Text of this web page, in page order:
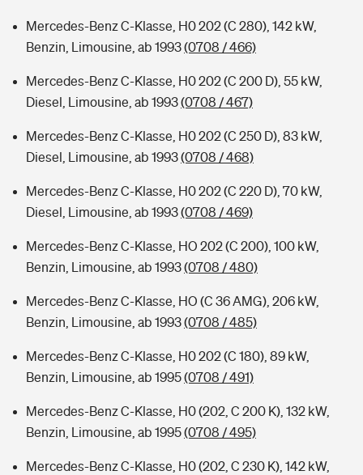
Kinderunfall-Check: Mehr Sicherheit für deine Kids
Sie haben Fragen?
Mercedes-Benz C-Klasse, H0 202 (C 280), 142 kW,
Benzin, Limousine, ab 1993(0708 / 466)
Mercedes-Benz C-Klasse, H0 202 (C 200 D), 55 kW,
Diesel, Limousine, ab 1993(0708 / 467)
Mercedes-Benz C-Klasse, H0 202 (C 250 D), 83 kW,
Diesel, Limousine, ab 1993(0708 / 468)
Mercedes-Benz C-Klasse, H0 202 (C 220 D), 70 kW,
Diesel, Limousine, ab 1993(0708 / 469)
Mercedes-Benz C-Klasse, HO 202 (C 200), 100 kW,
Benzin, Limousine, ab 1993(0708 / 480)
Mercedes-Benz C-Klasse, HO (C 36 AMG), 206 kW,
Benzin, Limousine, ab 1993(0708 / 485)
Mercedes-Benz C-Klasse, H0 202 (C 180), 89 kW,
Benzin, Limousine, ab 1995(0708 / 491)
Mercedes-Benz C-Klasse, H0 (202, C 200 K), 132 kW,
Benzin, Limousine, ab 1995(0708 / 495)
Mercedes-Benz C-Klasse, H0 (202, C 230 K), 142 kW,